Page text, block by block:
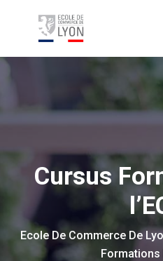
Cursus
Ecole De Commerce De
Formations